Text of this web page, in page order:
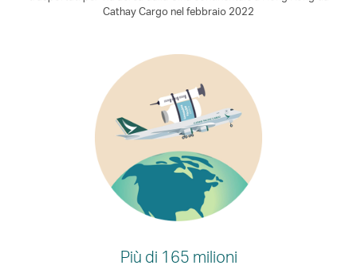
Cathay Cargo nel febbraio 2022
Più di 165 milioni